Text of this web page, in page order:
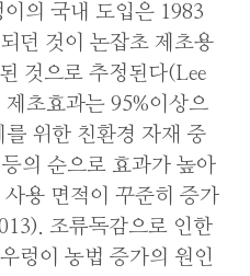
의 국내 도입은 1983
던 것이 논잡초 제초용
것으로 추정된다(Lee
초효과는 95%이상으
위한 친환경 자재 중
의 순으로 효과가 높아
용 면적이 꾸준히 증가
조류독감으로 인한
렁이 농법 증가의 원인